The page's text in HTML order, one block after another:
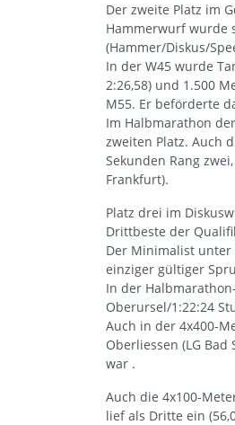
Der zweite Platz im
Hammerwurf wurde
(Hammer/Diskus/
In der W45 wurde
2:26,58) und 1.500
M55. Er beförderte
Im Halbmarathon
zweiten Platz. Auch
Sekunden Rang
Frankfurt).
Platz drei im
Drittbeste der
Der Minimalist unter
einziger gültiger
In der
Oberursel/1:22:24
Auch in der 4x400-
Oberliessen (LG
war .
Auch die 4x100-
lief als Dritte ein